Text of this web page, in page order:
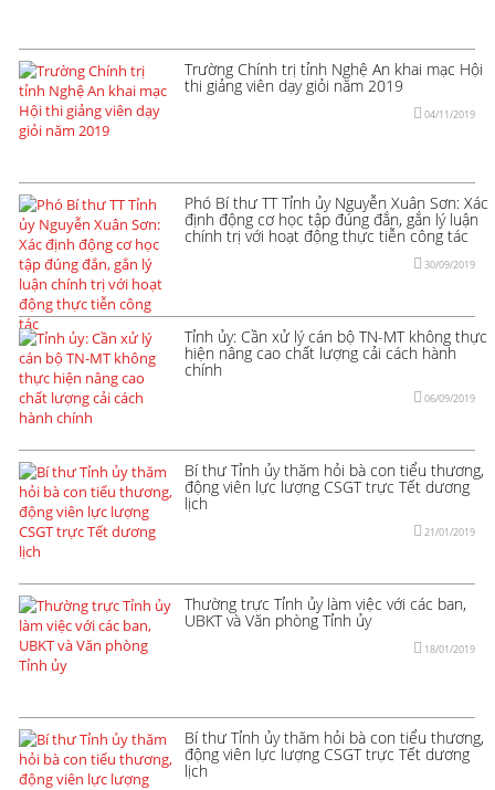
Trường Chính trị tỉnh Nghệ An khai mạc Hội
thi giảng viên dạy giỏi năm 2019
04/11/2019
Phó Bí thư TT Tỉnh ủy Nguyễn Xuân Sơn: Xác
định động cơ học tập đúng đắn, gắn lý luận
chính trị với hoạt động thực tiễn công tác
30/09/2019
Tỉnh ủy: Cần xử lý cán bộ TN-MT không thực
hiện nâng cao chất lượng cải cách hành
chính
06/09/2019
Bí thư Tỉnh ủy thăm hỏi bà con tiểu thương,
động viên lực lượng CSGT trực Tết dương
lịch
21/01/2019
Thường trực Tỉnh ủy làm việc với các ban,
UBKT và Văn phòng Tỉnh ủy
18/01/2019
Bí thư Tỉnh ủy thăm hỏi bà con tiểu thương,
động viên lực lượng CSGT trực Tết dương
lịch